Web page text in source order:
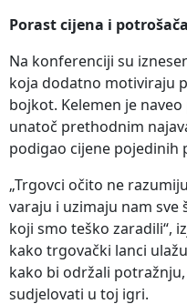
Porast cijena i
Na konferenciji su
koja dodatno motiviraju
bojkot. Kelemen je
unatoč prethodnim
podigao cijene pojedinih
„Trgovci očito ne
varaju i uzimaju nam sve
koji smo teško zaradili“,
kako trgovački lanci
kako bi održali
sudjelovati u toj igri.